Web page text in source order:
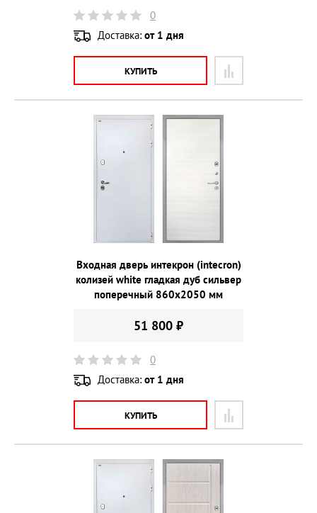
0
Доставка: от 1 дня
КУПИТЬ
Входная дверь интекрон (intecron)
колизей white гладкая дуб сильвер
поперечный 860х2050 мм
51 800 ₽
0
Доставка: от 1 дня
КУПИТЬ